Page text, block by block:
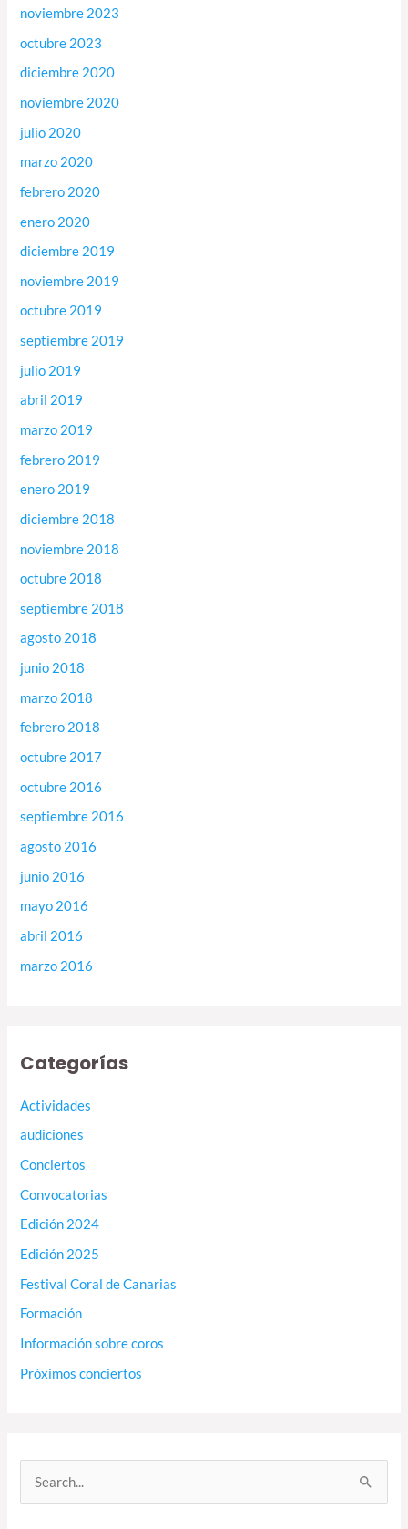
noviembre 2023
octubre 2023
diciembre 2020
noviembre 2020
julio 2020
marzo 2020
febrero 2020
enero 2020
diciembre 2019
noviembre 2019
octubre 2019
septiembre 2019
julio 2019
abril 2019
marzo 2019
febrero 2019
enero 2019
diciembre 2018
noviembre 2018
octubre 2018
septiembre 2018
agosto 2018
junio 2018
marzo 2018
febrero 2018
octubre 2017
octubre 2016
septiembre 2016
agosto 2016
junio 2016
mayo 2016
abril 2016
marzo 2016
Categorías
Actividades
audiciones
Conciertos
Convocatorias
Edición 2024
Edición 2025
Festival Coral de Canarias
Formación
Información sobre coros
Próximos conciertos